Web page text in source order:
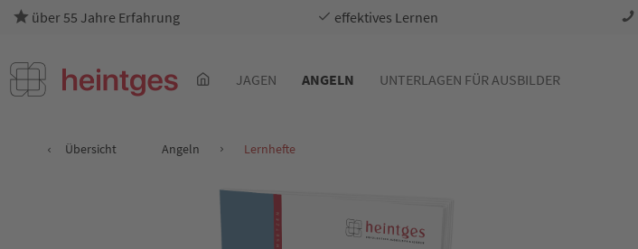
über 55 Jahre Erfahrung effektives Lernen
JAGEN ANGELN UNTERLAGEN FÜR AUSBILDER
Übersicht Angeln Lernhefte